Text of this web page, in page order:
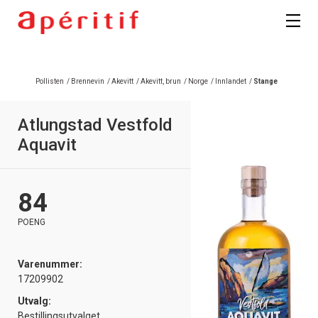
Pollisten / Brennevin /Akevitt /Akevitt, brun / Norge / Innlandet / Stange
Atlungstad Vestfold
Aquavit
84
POENG
Varenummer:
17209902
Utvalg: